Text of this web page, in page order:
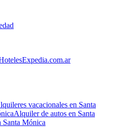
Expedia.com.ar
vacacionales en Santa
Alquiler de autos en Santa
Santa Mónica